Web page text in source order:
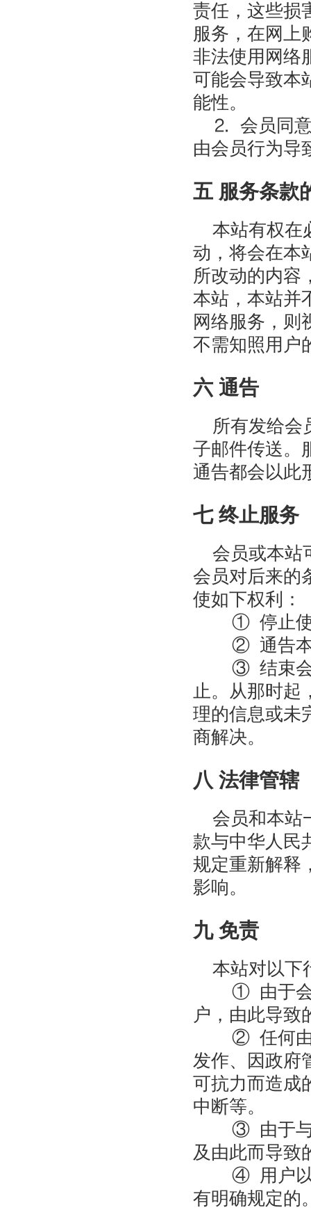
责任，这些损
服务，在网上
非法使用网络
可能会导致本
能性。
⒉ 会员同意
由会员行为导
五 服务条款
本站有权在
动，将会在本
所改动的内容
本站，本站并
网络服务，则
不需知照用户
六 通告
所有发给会
子邮件传送。
通告都会以此
七 终止服务
会员或本站
会员对后来的
使如下权利：
① 停止使
② 通告本
③ 结束会员
止。从那时
理的信息或未
商解决。
八 法律管辖
会员和本站
款与中华人民
规定重新解释
影响。
九 免责
本站对以下
① 由于会员
户，由此导致
② 任何由于
发作、因政府
可抗力而造成
中断等。
③ 由于与本
及由此而导致
④ 用户以个
有明确规定的